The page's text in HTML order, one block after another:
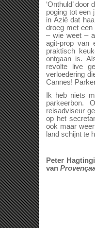
‘Onthuld’
poging tot een
in Azië dat
droeg met een
– wie weet –
agit-prop van
praktisch
ontgaan is.
revolte live
verloedering
Cannes!
Ik heb niets
parkeerbon.
reisadviseur
op het
ook maar weer
land schijnt te
Peter
van